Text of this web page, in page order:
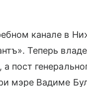
канале в
Теперь
пост
мэре Вадиме